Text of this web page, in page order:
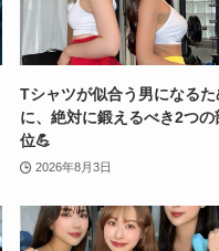
Tシャツが似合う男になるた
に、絶対に鍛えるべき2つの
位💪
2026年8月3日